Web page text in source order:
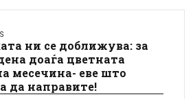
ни се доближува: за
доаѓа цветната
месечина- еве што
да направите!